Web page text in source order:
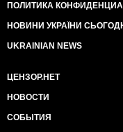
ПОЛИТИКА
НОВИНИ УКРАЇНИ
UKRAINIAN NEWS
ЦЕНЗОР.НЕТ
НОВОСТИ
СОБЫТИЯ